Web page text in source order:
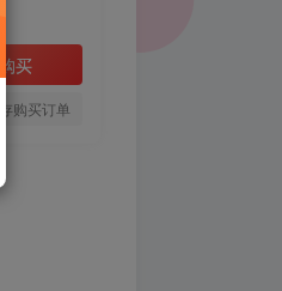
购买
购买订单